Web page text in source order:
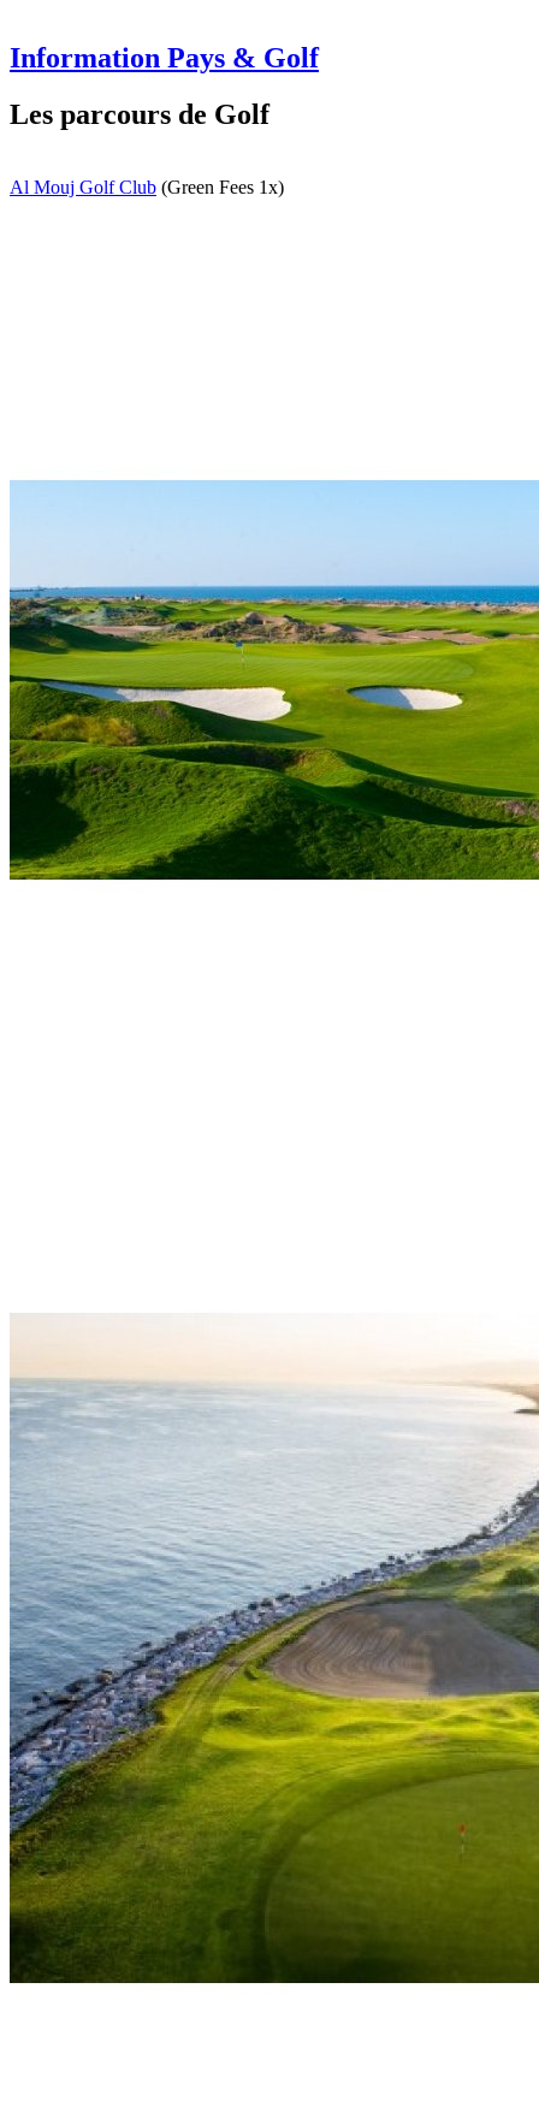
Information Pays & Golf
Les parcours de Golf
Al Mouj Golf Club (Green Fees 1x)